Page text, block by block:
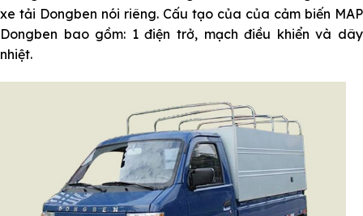
xe tải Dongben nói riêng. Cấu tạo của của cảm biến MAP
Dongben bao gồm: 1 điện trở, mạch điều khiển và dây
nhiệt.